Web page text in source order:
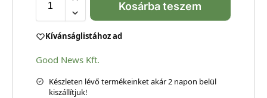
Kosárba teszem
Kívánságlistához ad
Good News Kft.
Készleten lévő termékeinket akár 2 napon belül
kiszállítjuk!